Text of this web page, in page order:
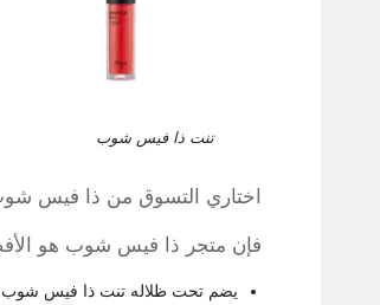
تنت ذا فيس شوب
اختاري التسوق من ذا فيس
فإن متجر ذا فيس شوب هو
يضم تحت ظلاله تنت ذا فيس شوب من